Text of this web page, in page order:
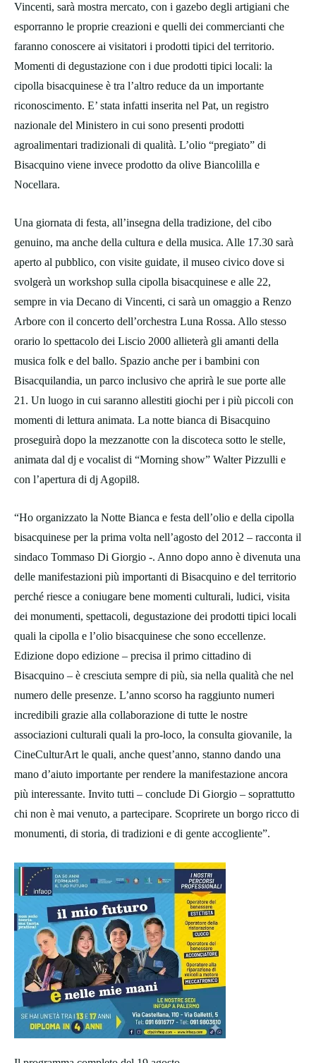
Vincenti, sarà mostra mercato, con i gazebo degli artigiani che
esporranno le proprie creazioni e quelli dei commercianti che
faranno conoscere ai visitatori i prodotti tipici del territorio.
Momenti di degustazione con i due prodotti tipici locali: la
cipolla bisacquinese è tra l’altro reduce da un importante
riconoscimento. E’ stata infatti inserita nel Pat, un registro
nazionale del Ministero in cui sono presenti prodotti
agroalimentari tradizionali di qualità. L’olio “pregiato” di
Bisacquino viene invece prodotto da olive Biancolilla e
Nocellara.
Una giornata di festa, all’insegna della tradizione, del cibo
genuino, ma anche della cultura e della musica. Alle 17.30 sarà
aperto al pubblico, con visite guidate, il museo civico dove si
svolgerà un workshop sulla cipolla bisacquinese e alle 22,
sempre in via Decano di Vincenti, ci sarà un omaggio a Renzo
Arbore con il concerto dell’orchestra Luna Rossa. Allo stesso
orario lo spettacolo dei Liscio 2000 allieterà gli amanti della
musica folk e del ballo. Spazio anche per i bambini con
Bisacquilandia, un parco inclusivo che aprirà le sue porte alle
21. Un luogo in cui saranno allestiti giochi per i più piccoli con
momenti di lettura animata. La notte bianca di Bisacquino
proseguirà dopo la mezzanotte con la discoteca sotto le stelle,
animata dal dj e vocalist di “Morning show” Walter Pizzulli e
con l’apertura di dj Agopil8.
“Ho organizzato la Notte Bianca e festa dell’olio e della cipolla
bisacquinese per la prima volta nell’agosto del 2012 – racconta il
sindaco Tommaso Di Giorgio -. Anno dopo anno è divenuta una
delle manifestazioni più importanti di Bisacquino e del territorio
perché riesce a coniugare bene momenti culturali, ludici, visita
dei monumenti, spettacoli, degustazione dei prodotti tipici locali
quali la cipolla e l’olio bisacquinese che sono eccellenze.
Edizione dopo edizione – precisa il primo cittadino di
Bisacquino – è cresciuta sempre di più, sia nella qualità che nel
numero delle presenze. L’anno scorso ha raggiunto numeri
incredibili grazie alla collaborazione di tutte le nostre
associazioni culturali quali la pro-loco, la consulta giovanile, la
CineCulturArt le quali, anche quest’anno, stanno dando una
mano d’aiuto importante per rendere la manifestazione ancora
più interessante. Invito tutti – conclude Di Giorgio – soprattutto
chi non è mai venuto, a partecipare. Scoprirete un borgo ricco di
monumenti, di storia, di tradizioni e di gente accogliente”.